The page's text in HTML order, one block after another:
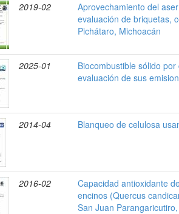
2019-02
Aprovechamiento del
evaluación de briquetas,
Pichátaro, Michoacán
2025-01
Biocombustible sólido
evaluación de sus
2014-04 Blanqueo de celulosa
2016-02
Capacidad antioxidante
encinos (Quercus
San Juan